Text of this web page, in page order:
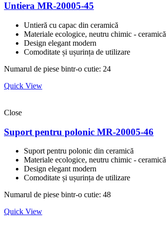
Untiera MR-20005-45
Untieră cu capac din ceramică
Materiale ecologice, neutru chimic - ceramică
Design elegant modern
Comoditate și ușurința de utilizare
Numarul de piese bintr-o cutie: 24
Quick View
Close
Suport pentru polonic MR-20005-46
Suport pentru polonic din ceramică
Materiale ecologice, neutru chimic - ceramică
Design elegant modern
Comoditate și ușurința de utilizare
Numarul de piese bintr-o cutie: 48
Quick View